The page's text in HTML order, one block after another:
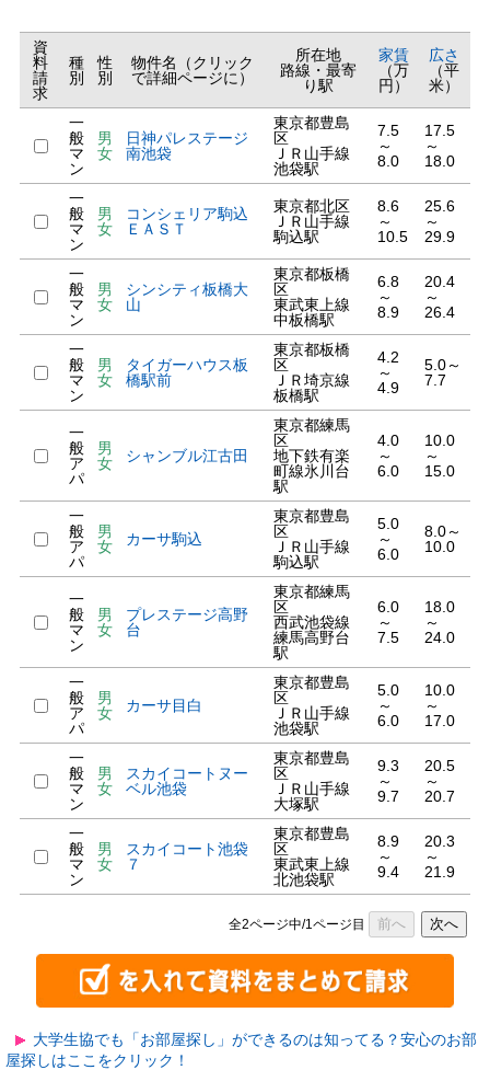
資
料
請
求
種
別
性
別
物件名（クリック
で詳細ページに）
所在地
路線・最寄
り駅
家賃
（万
円）
広さ
（平
米）
一
般
マ
ン
男
女
日神パレステージ
南池袋
東京都豊島
区
ＪＲ山手線
池袋駅
7.5
～
8.0
17.5
～
18.0
一
般
マ
ン
男
女
コンシェリア駒込
ＥＡＳＴ
東京都北区
ＪＲ山手線
駒込駅
8.6
～
10.5
25.6
～
29.9
一
般
マ
ン
男
女
シンシティ板橋大
山
東京都板橋
区
東武東上線
中板橋駅
6.8
～
8.9
20.4
～
26.4
一
般
マ
ン
男
女
タイガーハウス板
橋駅前
東京都板橋
区
ＪＲ埼京線
板橋駅
4.2
～
4.9
5.0～
7.7
一
般
ア
パ
男
女
シャンブル江古田
東京都練馬
区
地下鉄有楽
町線氷川台
駅
4.0
～
6.0
10.0
～
15.0
一
般
ア
パ
男
女
カーサ駒込
東京都豊島
区
ＪＲ山手線
駒込駅
5.0
～
6.0
8.0～
10.0
一
般
マ
ン
男
女
プレステージ高野
台
東京都練馬
区
西武池袋線
練馬高野台
駅
6.0
～
7.5
18.0
～
24.0
一
般
ア
パ
男
女
カーサ目白
東京都豊島
区
ＪＲ山手線
池袋駅
5.0
～
6.0
10.0
～
17.0
一
般
マ
ン
男
女
スカイコートヌー
ベル池袋
東京都豊島
区
ＪＲ山手線
大塚駅
9.3
～
9.7
20.5
～
20.7
一
般
マ
ン
男
女
スカイコート池袋
７
東京都豊島
区
東武東上線
北池袋駅
8.9
～
9.4
20.3
～
21.9
全2ページ中/1ページ目 前へ 次へ
大学生協でも「お部屋探し」ができるのは知ってる？安心のお部
屋探しはここをクリック！